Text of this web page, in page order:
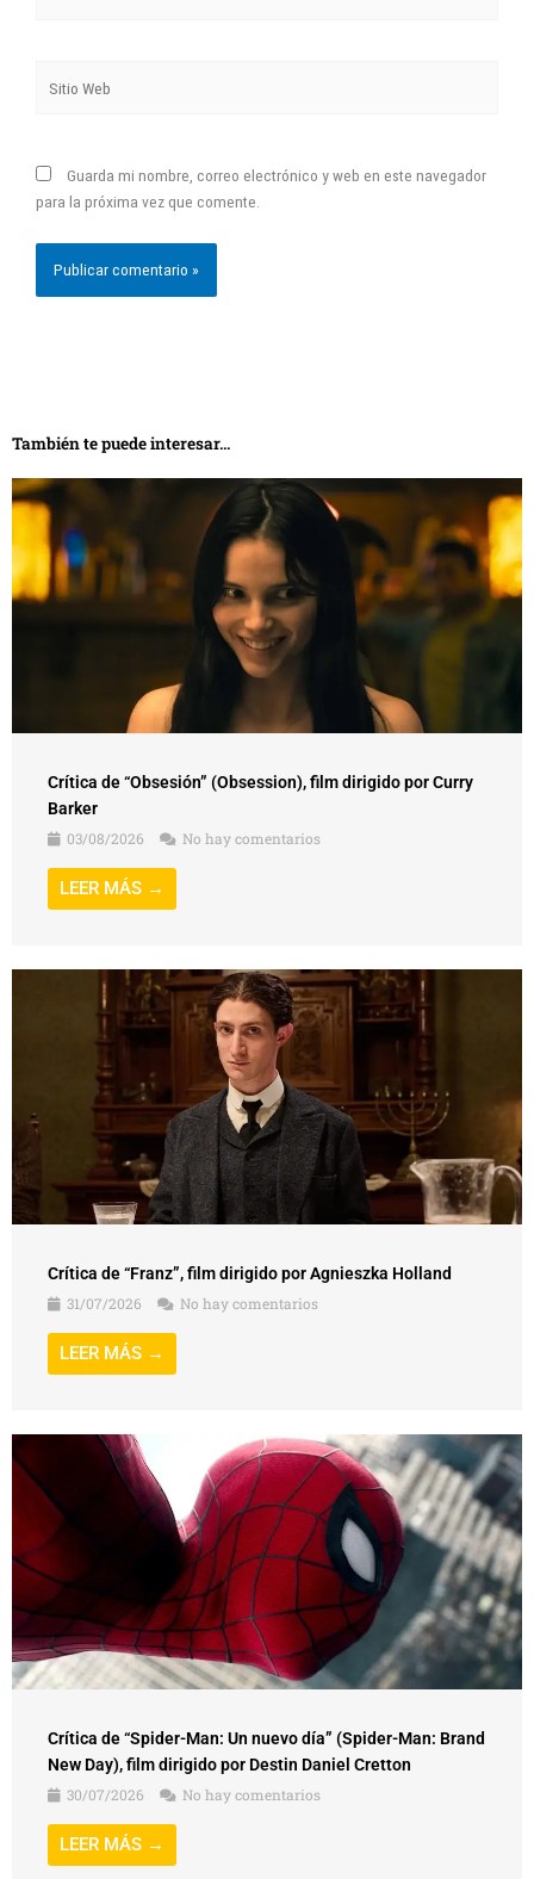
Web
Guarda mi nombre, correo electrónico y web en este navegador
para la próxima vez que comente.
También te puede interesar...
Crítica de “Obsesión” (Obsession), film dirigido por Curry
Barker
03/08/2026
No hay comentarios
LEER MÁS →
Crítica de “Franz”, film dirigido por Agnieszka Holland
31/07/2026
No hay comentarios
LEER MÁS →
Crítica de “Spider-Man: Un nuevo día” (Spider-Man: Brand
New Day), film dirigido por Destin Daniel Cretton
30/07/2026
No hay comentarios
LEER MÁS →